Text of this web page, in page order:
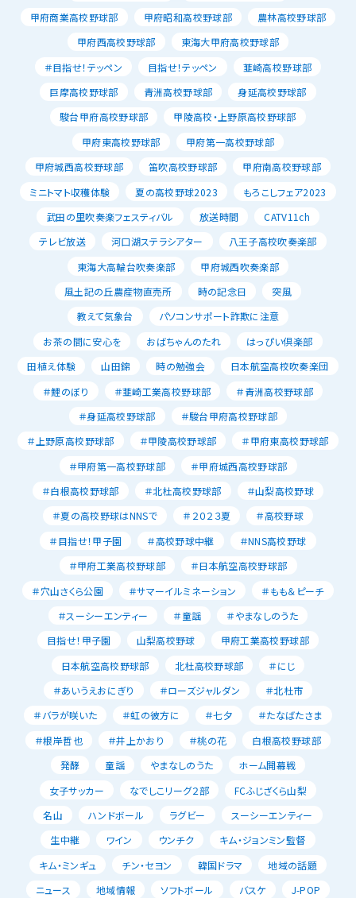
甲府商業高校野球部
甲府昭和高校野球部
農林高校野球部
甲府西高校野球部
東海大甲府高校野球部
＃目指せ！テッペン
目指せ！テッペン
韮崎高校野球部
巨摩高校野球部
青洲高校野球部
身延高校野球部
駿台甲府高校野球部
甲陵高校・上野原高校野球部
甲府東高校野球部
甲府第一高校野球部
甲府城西高校野球部
笛吹高校野球部
甲府南高校野球部
ミニトマト収穫体験
夏の高校野球2023
もろこしフェア2023
武田の里吹奏楽フェスティバル
放送時間
CATV11ch
テレビ放送
河口湖ステラシアター
八王子高校吹奏楽部
東海大高輪台吹奏楽部
甲府城西吹奏楽部
風土記の丘農産物直売所
時の記念日
突風
教えて気象台
パソコンサポート詐欺に注意
お茶の間に安心を
おばちゃんのたれ
はっぴい倶楽部
田植え体験
山田錦 時の勉強会
日本航空高校吹奏楽団
＃鯉のぼり
＃韮崎工業高校野球部
＃青洲高校野球部
＃身延高校野球部
＃駿台甲府高校野球部
＃上野原高校野球部
＃甲陵高校野球部
＃甲府東高校野球部
＃甲府第一高校野球部
＃甲府城西高校野球部
＃白根高校野球部
＃北杜高校野球部
＃山梨高校野球
＃夏の高校野球はNNSで
＃２０２３夏
＃高校野球
＃目指せ！甲子園
＃高校野球中継
＃NNS高校野球
＃甲府工業高校野球部
＃日本航空高校野球部
＃穴山さくら公園
＃サマーイルミネーション
＃もも＆ピーチ
＃スーシーエンティー
＃童謡
＃やまなしのうた
目指せ！甲子園
山梨高校野球
甲府工業高校野球部
日本航空高校野球部
北杜高校野球部
＃にじ
＃あいうえおにぎり
＃ローズジャルダン
＃北杜市
＃バラが咲いた
＃虹の彼方に ＃七夕
＃たなばたさま
＃根岸哲也
＃井上かおり ＃桃の花
白根高校野球部
発酵
童謡 やまなしのうた
ホーム開幕戦
女子サッカー
なでしこリーグ２部
FCふじざくら山梨
名山
ハンドボール ラグビー
スーシーエンティー
生中継
ワイン ウンチク
キム・ジョンミン監督
キム・ミンギュ
チン・セヨン 韓国ドラマ
地域の話題
ニュース
地域情報 ソフトボール バスケ
J-POP